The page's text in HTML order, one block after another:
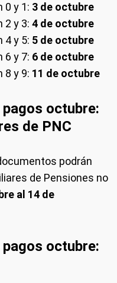
0 y 1: 3 de octubre
2 y 3: 4 de octubre
4 y 5: 5 de octubre
6 y 7: 6 de octubre
8 y 9: 11 de octubre
pagos octubre:
de PNC
podrán
de Pensiones no
al 14 de
pagos octubre: